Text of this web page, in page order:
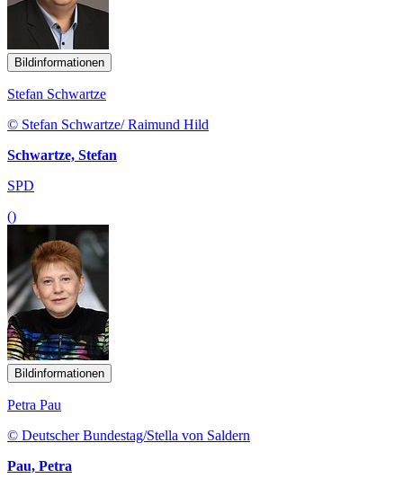
Bildinformationen
Stefan Schwartze
© Stefan Schwartze/ Raimund Hild
Schwartze, Stefan
SPD
()
Bildinformationen
Petra Pau
© Deutscher Bundestag/Stella von Saldern
Pau, Petra